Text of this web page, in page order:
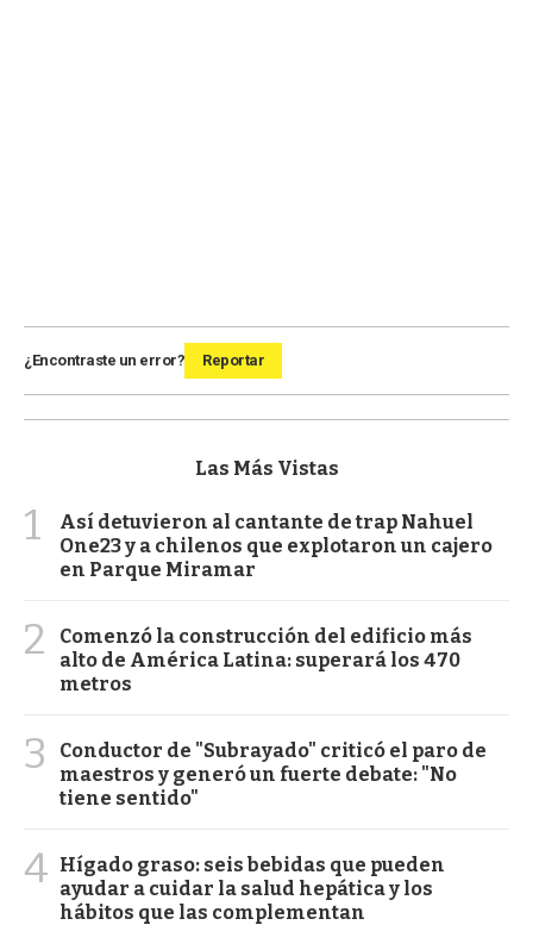
¿Encontraste un error? Reportar
Las Más Vistas
1
Así detuvieron al cantante de trap Nahuel
One23 y a chilenos que explotaron un cajero
en Parque Miramar
2
Comenzó la construcción del edificio más
alto de América Latina: superará los 470
metros
3
Conductor de "Subrayado" criticó el paro de
maestros y generó un fuerte debate: "No
tiene sentido"
4 Hígado graso: seis bebidas que pueden
ayudar a cuidar la salud hepática y los
hábitos que las complementan